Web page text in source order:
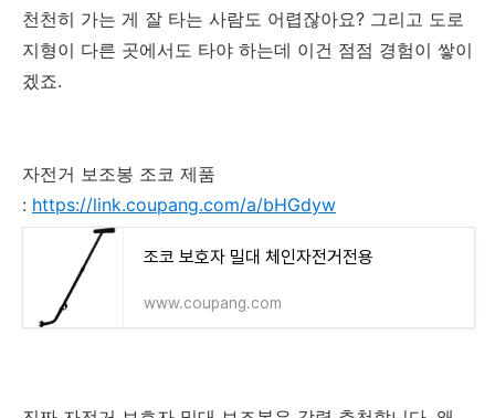
천천히 가는 게 잘 타는 사람도 어렵잖아요? 그리고 도로
지형이 다른 곳에서도 타야 하는데 이건 점점 경험이 쌓이
겠죠.
자전거 보조봉 조코 제품
: https://link.coupang.com/a/bHGdyw
조코 보호자 밀대 체인자전거전용
www.coupang.com